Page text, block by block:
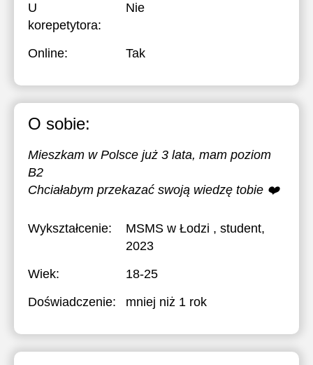
U
korepetytora:
Nie
Online: Tak
O sobie:
Mieszkam w Polsce już 3 lata, mam poziom
B2
Chciałabym przekazać swoją wiedzę tobie ❤️
Wykształcenie: MSMS w Łodzi , student,
2023
Wiek:
18-25
Doświadczenie:
mniej niż 1 rok